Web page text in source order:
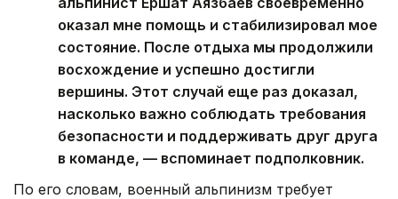
оказал мне помощь и стабилизировал мое
состояние. После отдыха мы продолжили
восхождение и успешно достигли
вершины. Этот случай еще раз доказал,
насколько важно соблюдать требования
безопасности и поддерживать друг друга
в команде, — вспоминает подполковник.
По его словам, военный альпинизм требует